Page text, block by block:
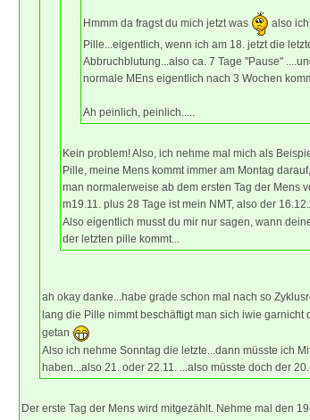
Hmmm da fragst du mich jetzt was
also
Pille...eigentlich, wenn ich am 18. jetzt die
Abbruchblutung...also ca. 7 Tage "Pause"
normale MEns eigentlich nach 3 Wochen
Ah peinlich, peinlich.....
Kein problem! Also, ich nehme mal mich als
Pille, meine Mens kommt immer am Montag
man normalerweise ab dem ersten Tag der Mens
m19.11. plus 28 Tage ist mein NMT, also der
Also eigentlich musst du mir nur sagen, wann
der letzten pille kommt...
ah okay danke...habe grade schon mal nach so
lang die Pille nimmt beschäftigt man sich iwie garnicht
getan
Also ich nehme Sonntag die letzte...dann müsste ich
haben...also 21. oder 22.11. ...also müsste doch der
Der erste Tag der Mens wird mitgezählt. Nehme mal den